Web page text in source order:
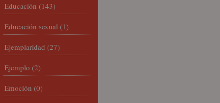
Educación (143)
Educación sexual (1)
Ejemplaridad (27)
Ejemplo (2)
Emoción (0)